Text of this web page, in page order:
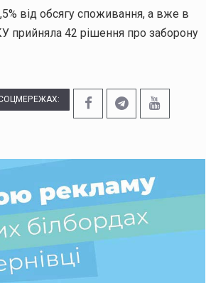
від обсягу споживання, а вже в
прийняла 42 рішення про заборону